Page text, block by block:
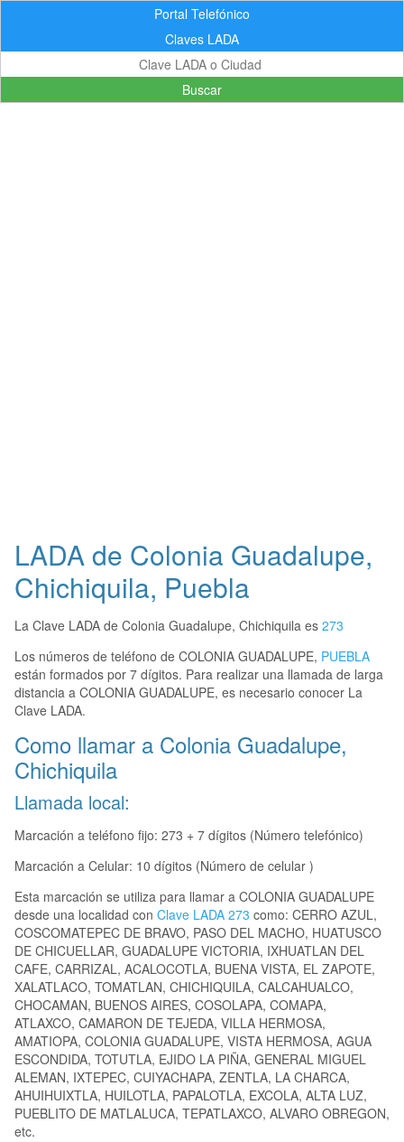
Portal Telefónico
Claves LADA
Buscar
LADA de Colonia Guadalupe,
Chichiquila, Puebla
La Clave LADA de Colonia Guadalupe, Chichiquila es 273
Los números de teléfono de COLONIA GUADALUPE, PUEBLA
están formados por 7 dígitos. Para realizar una llamada de larga
distancia a COLONIA GUADALUPE, es necesario conocer La
Clave LADA.
Como llamar a Colonia Guadalupe,
Chichiquila
Llamada local:
Marcación a teléfono fijo: 273 + 7 dígitos (Número telefónico)
Marcación a Celular: 10 dígitos (Número de celular )
Esta marcación se utiliza para llamar a COLONIA GUADALUPE
desde una localidad con Clave LADA 273 como: CERRO AZUL,
COSCOMATEPEC DE BRAVO, PASO DEL MACHO, HUATUSCO
DE CHICUELLAR, GUADALUPE VICTORIA, IXHUATLAN DEL
CAFE, CARRIZAL, ACALOCOTLA, BUENA VISTA, EL ZAPOTE,
XALATLACO, TOMATLAN, CHICHIQUILA, CALCAHUALCO,
CHOCAMAN, BUENOS AIRES, COSOLAPA, COMAPA,
ATLAXCO, CAMARON DE TEJEDA, VILLA HERMOSA,
AMATIOPA, COLONIA GUADALUPE, VISTA HERMOSA, AGUA
ESCONDIDA, TOTUTLA, EJIDO LA PIÑA, GENERAL MIGUEL
ALEMAN, IXTEPEC, CUIYACHAPA, ZENTLA, LA CHARCA,
AHUIHUIXTLA, HUILOTLA, PAPALOTLA, EXCOLA, ALTA LUZ,
PUEBLITO DE MATLALUCA, TEPATLAXCO, ALVARO OBREGON,
etc.